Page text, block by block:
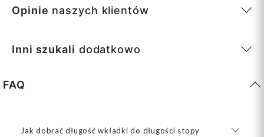
Opinie naszych klientów
Inni szukali dodatkowo
FAQ
Jak dobrać długość wkładki do długości stopy